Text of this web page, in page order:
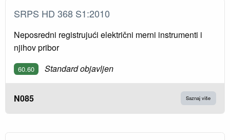
SRPS HD 368 S1:2010
Neposredni registrujući električni merni instrumenti i
njihov pribor
60.60 Standard objavljen
N085 Saznaj više